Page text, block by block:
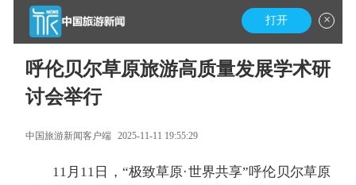
打开 ×
呼伦贝尔草原旅游高质量发展学术研
讨会举行
中国旅游新闻客户端 2025-11-11 19:55:29
11月11日，“极致草原·世界共享”呼伦贝尔草原